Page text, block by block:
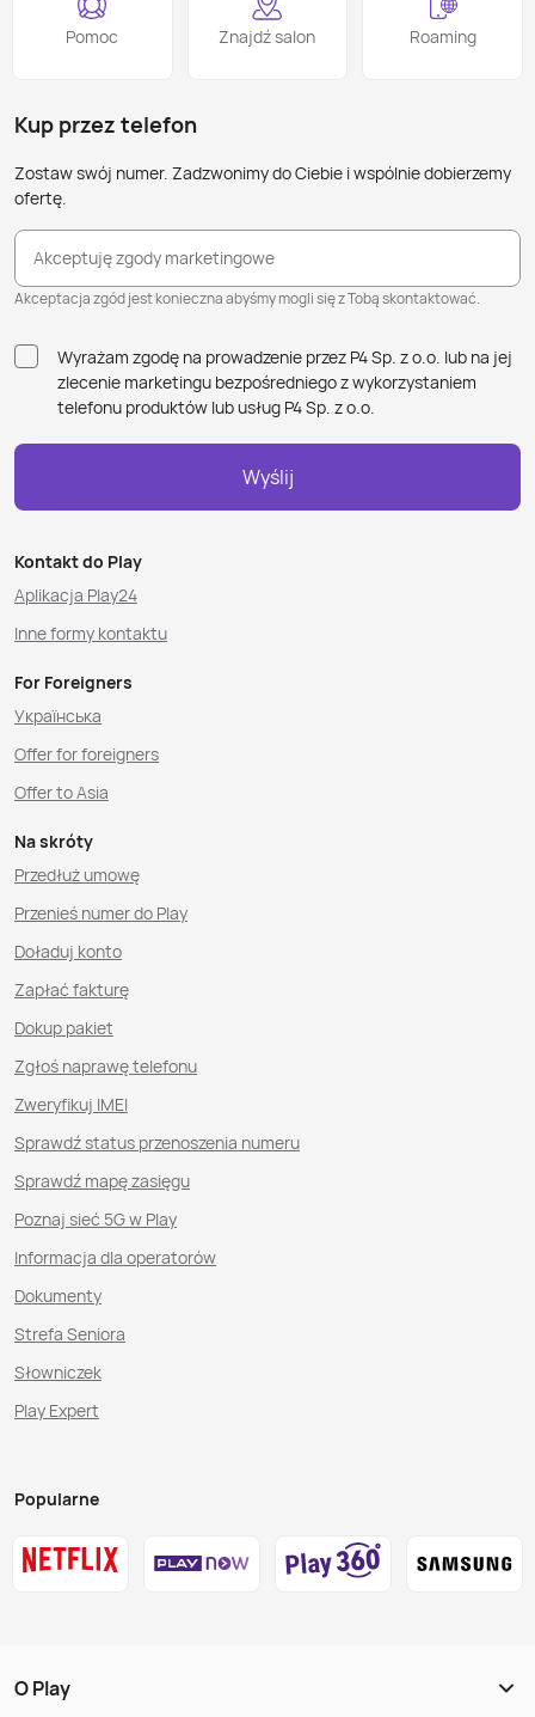
Pomoc Znajdź salon Roaming
Kup przez telefon
Zostaw swój numer. Zadzwonimy do Ciebie i wspólnie dobierzemy
ofertę.
Akceptuję zgody marketingowe
Akceptacja zgód jest konieczna abyśmy mogli się z Tobą skontaktować.
Wyrażam zgodę na prowadzenie przez P4 Sp. z o.o. lub na jej
zlecenie marketingu bezpośredniego z wykorzystaniem
telefonu produktów lub usług P4 Sp. z o.o.
Wyślij
Kontakt do Play
Aplikacja Play24
Inne formy kontaktu
For Foreigners
Українська
Offer for foreigners
Offer to Asia
Na skróty
Przedłuż umowę
Przenieś numer do Play
Doładuj konto
Zapłać fakturę
Dokup pakiet
Zgłoś naprawę telefonu
Zweryfikuj IMEI
Sprawdź status przenoszenia numeru
Sprawdź mapę zasięgu
Poznaj sieć 5G w Play
Informacja dla operatorów
Dokumenty
Strefa Seniora
Słowniczek
Play Expert
Popularne
O Play